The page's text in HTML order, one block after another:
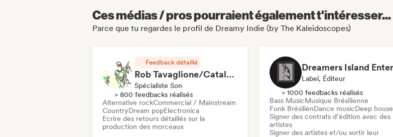
Ces médias / pros pourraient également t'intéresser...
Parce que tu regardes le profil de Dreamy Indie (by The Kaleidoscopes)
Feedback détaillé
Rob Tavaglione/Catalyst Recording
Spécialiste Son
> 800 feedbacks réalisés
Alternative rockCommercial / Mainstream
CountryDream popElectronica
Ecrire des retours détaillés sur la
production des morceaux
Label, Éditeur
> 1000 feedbacks réalisés
Bass MusicMusique Brésilienne
Funk BrésilienDance musicDeep house
Signer des contrats d’édition avec des
artistes
Signer des artistes et/ou sortir leur